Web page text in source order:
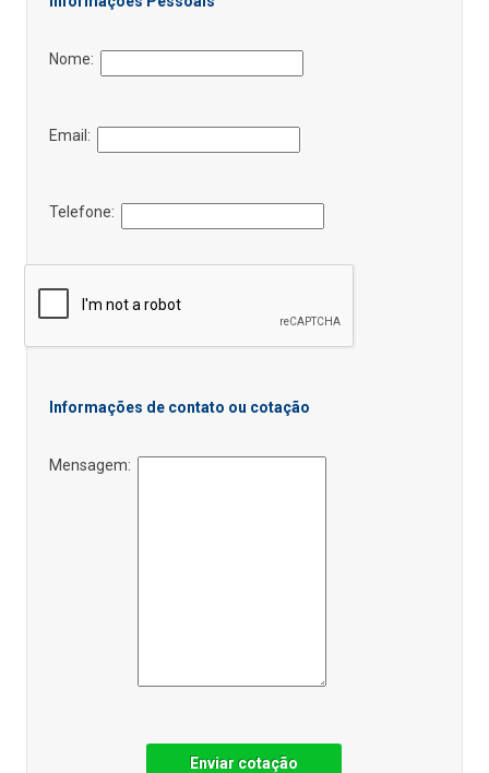
Nome:
Email:
Telefone:
Informações de contato ou cotação
Mensagem:
Enviar cotação